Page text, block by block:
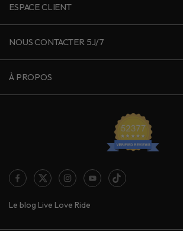
ESPACE CLIENT
NOUS CONTACTER 5J/7
À PROPOS
Le blog Live Love Ride